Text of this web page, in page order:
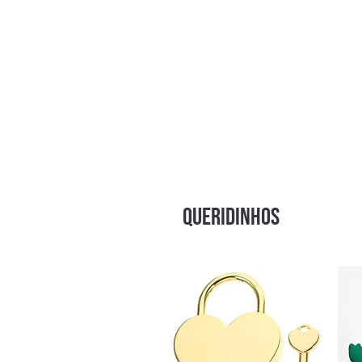
QUERIDINHOS